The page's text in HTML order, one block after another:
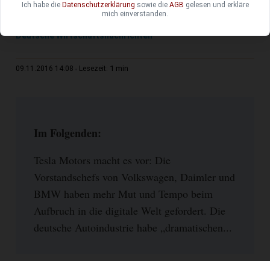
Deutsche Wirtschaftsnachrichten
09.11.2016 14:08 Lesezeit: 1 min
Im Folgenden:
Tesla Motors macht es vor: Die
Vorstandschefs von Volkswagen, Daimler und
BMW haben mehr Mut und Tempo beim
Aufbruch in die digitale Welt gefordert. Die
deutsche Autoindustrie habe „dramatischen...
Ich habe die Datenschutzerklärung sowie die AGB gelesen und erkläre
mich einverstanden.